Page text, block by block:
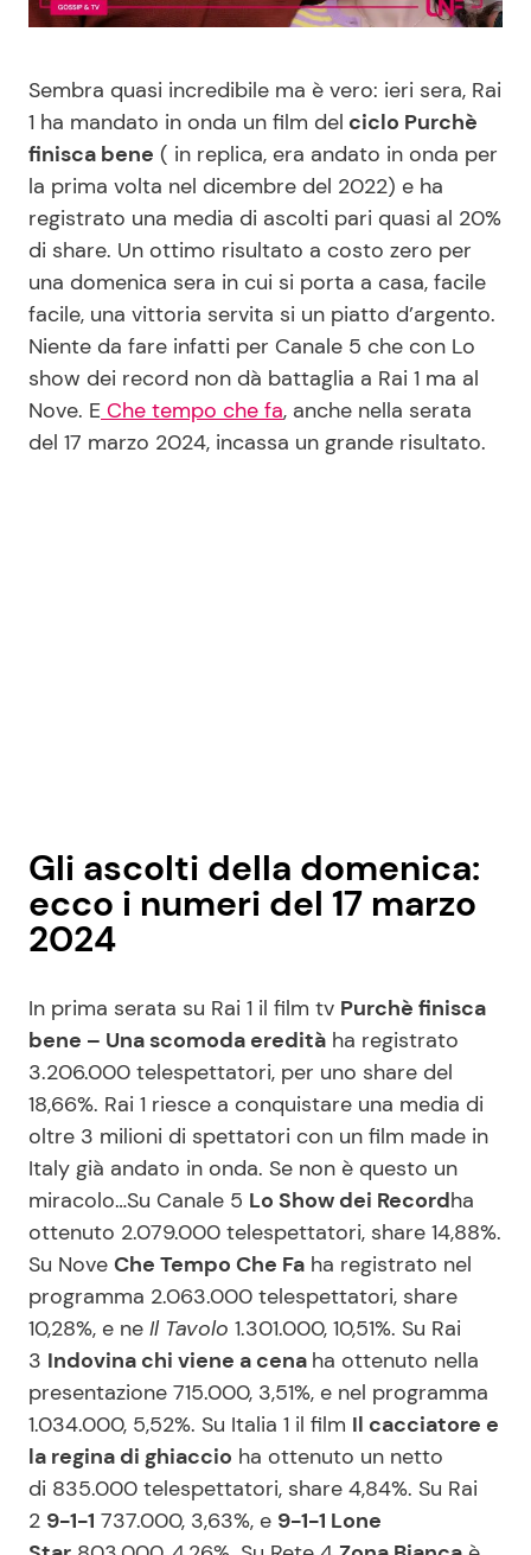
Benessere
Moda e Style
Mondo Mamma
News benessere
Salute
Viaggi e Turismo
Cucina e Ricette
Dolci
Le Ricette in TV
Primi Piatti
Ricette Facili e Veloci
Ricette Feste
Contattaci
Pubblicità
Sembra quasi incredibile ma è vero: ieri sera, Rai
1 ha mandato in onda un film del ciclo Purchè
finisca bene ( in replica, era andato in onda per
la prima volta nel dicembre del 2022) e ha
registrato una media di ascolti pari quasi al 20%
di share. Un ottimo risultato a costo zero per
una domenica sera in cui si porta a casa, facile
facile, una vittoria servita si un piatto d’argento.
Niente da fare infatti per Canale 5 che con Lo
show dei record non dà battaglia a Rai 1 ma al
Nove. E Che tempo che fa, anche nella serata
del 17 marzo 2024, incassa un grande risultato.
Gli ascolti della domenica:
ecco i numeri del 17 marzo
2024
In prima serata su Rai 1 il film tv Purchè finisca
bene – Una scomoda eredità ha registrato
3.206.000 telespettatori, per uno share del
18,66%. Rai 1 riesce a conquistare una media di
oltre 3 milioni di spettatori con un film made in
Italy già andato in onda. Se non è questo un
miracolo…Su Canale 5 Lo Show dei Recordha
ottenuto 2.079.000 telespettatori, share 14,88%.
Su Nove Che Tempo Che Fa ha registrato nel
programma 2.063.000 telespettatori, share
10,28%, e ne Il Tavolo 1.301.000, 10,51%. Su Rai
3 Indovina chi viene a cena ha ottenuto nella
presentazione 715.000, 3,51%, e nel programma
1.034.000, 5,52%. Su Italia 1 il film Il cacciatore e
la regina di ghiaccio ha ottenuto un netto
di 835.000 telespettatori, share 4,84%. Su Rai
2 9-1-1 737.000, 3,63%, e 9-1-1 Lone